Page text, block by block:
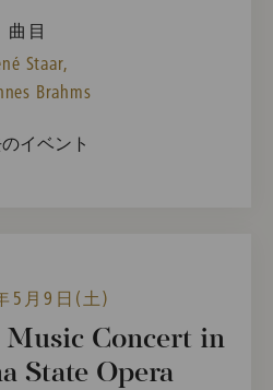
曲目
Staar,
Brahms
イベント
5月9日(土)
Concert in
State Opera